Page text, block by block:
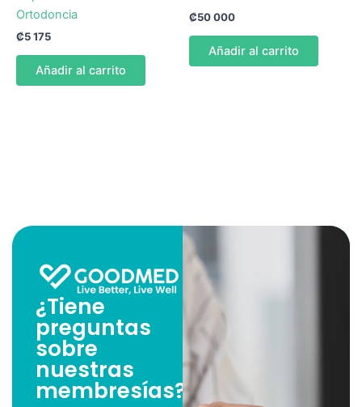
Ortodoncia
₡5 175
Añadir al carrito
₡50 000
Añadir al carrito
¿Tiene
preguntas
sobre
nuestras
membresías?